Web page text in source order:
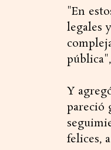
"En
legales
Y
pareció
felices,